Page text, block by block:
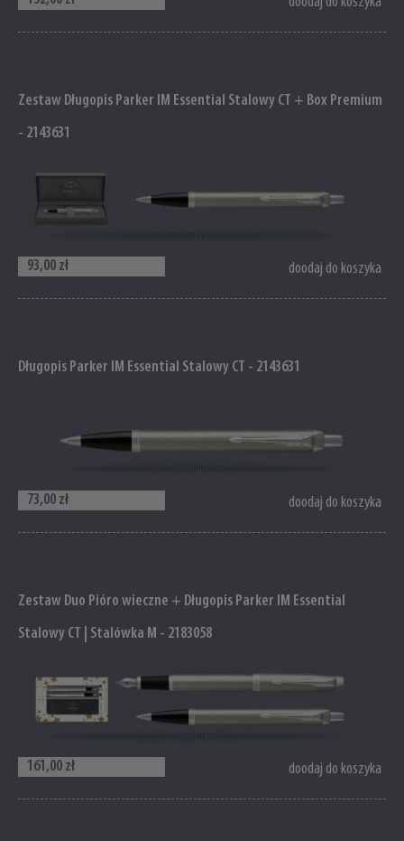
Zestaw Długopis Parker IM Essential Stalowy CT + Box Premium
- 2143631
93,00 zł doodaj do koszyka
Długopis Parker IM Essential Stalowy CT - 2143631
73,00 zł doodaj do koszyka
Zestaw Duo Pióro wieczne + Długopis Parker IM Essential
Stalowy CT | Stalówka M - 2183058
161,00 zł doodaj do koszyka